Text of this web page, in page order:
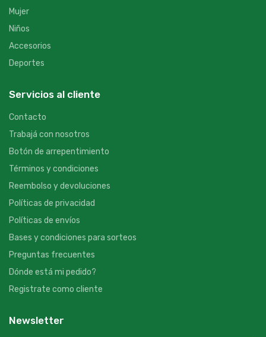
Mujer
Niños
Accesorios
Deportes
Servicios al cliente
Contacto
Trabajá con nosotros
Botón de arrepentimiento
Términos y condiciones
Reembolso y devoluciones
Políticas de privacidad
Políticas de envíos
Bases y condiciones para sorteos
Preguntas frecuentes
Dónde está mi pedido?
Registrate como cliente
Newsletter